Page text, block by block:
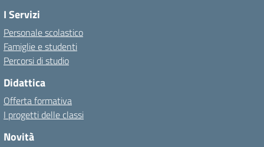
I Servizi
Personale scolastico
Famiglie e studenti
Percorsi di studio
Didattica
Offerta formativa
I progetti delle classi
Novità